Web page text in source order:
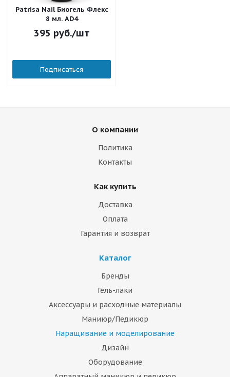
Patrisa Nail Биогель Флекс
8 мл. AD4
395 руб./шт
Подписаться
О компании
Политика
Контакты
Как купить
Доставка
Оплата
Гарантия и возврат
Каталог
Бренды
Гель-лаки
Аксессуары и расходные материалы
Маниюр/Педикюр
Наращивание и моделирование
Дизайн
Оборудование